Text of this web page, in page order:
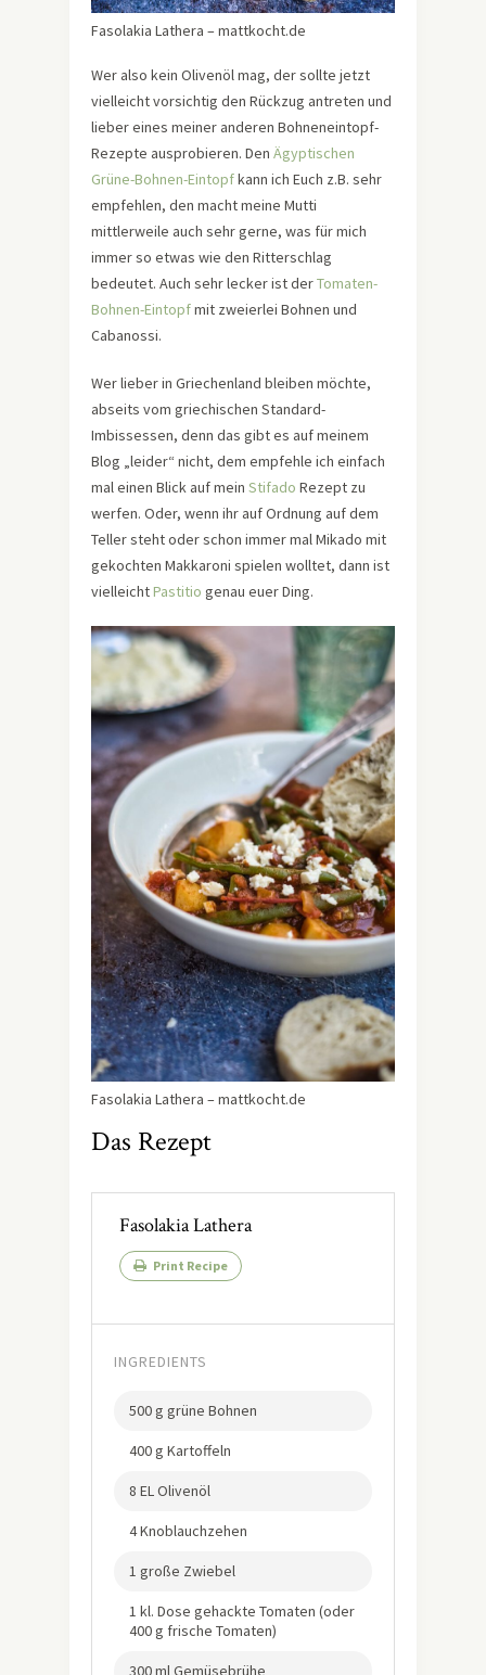
Fasolakia Lathera – mattkocht.de
Wer also kein Olivenöl mag, der sollte jetzt
vielleicht vorsichtig den Rückzug antreten und
lieber eines meiner anderen Bohneneintopf-
Rezepte ausprobieren. Den Ägyptischen
Grüne-Bohnen-Eintopfkann ich Euch z.B. sehr
empfehlen, den macht meine Mutti
mittlerweile auch sehr gerne, was für mich
immer so etwas wie den Ritterschlag
bedeutet. Auch sehr lecker ist derTomaten-
Bohnen-Eintopfmit zweierlei Bohnen und
Cabanossi.
Wer lieber in Griechenland bleiben möchte,
abseits vom griechischen Standard-
Imbissessen, denn das gibt es auf meinem
Blog „leider“ nicht, dem empfehle ich einfach
mal einen Blick auf mein Stifado Rezept zu
werfen. Oder, wenn ihr auf Ordnung auf dem
Teller steht oder schon immer mal Mikado mit
gekochten Makkaroni spielen wolltet, dann ist
vielleichtPastitio genau euer Ding.
Fasolakia Lathera – mattkocht.de
Das Rezept
Fasolakia Lathera
Print Recipe
INGREDIENTS
500 g grüne Bohnen
400 g Kartoffeln
8 EL Olivenöl
4 Knoblauchzehen
1 große Zwiebel
1 kl. Dose gehackte Tomaten (oder
400 g frische Tomaten)
300 ml Gemüsebrühe